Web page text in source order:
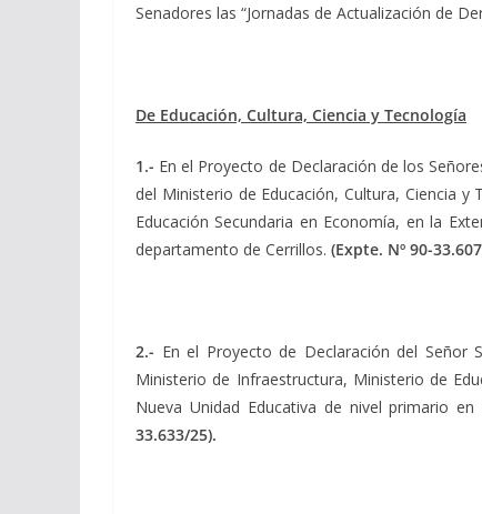
Senadores las “Jornadas de Actualización de
De Educación, Cultura, Ciencia y Tecnología
1.- En el Proyecto de Declaración de los
del Ministerio de Educación, Cultura, Ciencia
Educación Secundaria en Economía, en la
departamento de Cerrillos. (Expte. Nº 90-
2.- En el Proyecto de Declaración del Señor
Ministerio de Infraestructura, Ministerio de
Nueva Unidad Educativa de nivel primario
33.633/25).